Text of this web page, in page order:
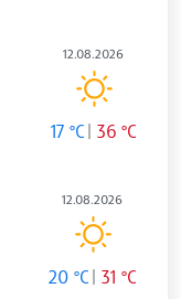
12.08.2026
17 °C 36 °C
12.08.2026
20 °C 31 °C